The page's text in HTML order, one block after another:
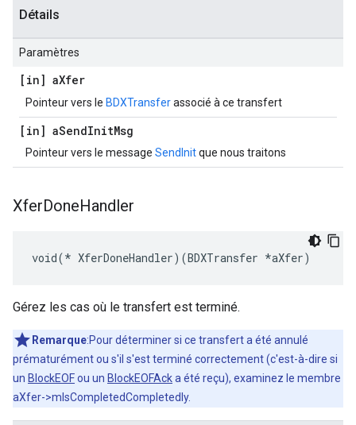
Détails
Paramètres
[in] aXfer
Pointeur vers le BDXTransferassocié à ce transfert
[in] aSendInitMsg
Pointeur vers le message SendInitque nous traitons
XferDoneHandler
void(* XferDoneHandler)(BDXTransfer *aXfer)
Gérez les cas où le transfert est terminé.
Remarque:Pour déterminer si ce transfert a été annulé
prématurément ou s'il s'est terminé correctement (c'est-à-dire si
un BlockEOFou un BlockEOFAcka été reçu), examinez le membre
aXfer->mIsCompletedCompletedly.